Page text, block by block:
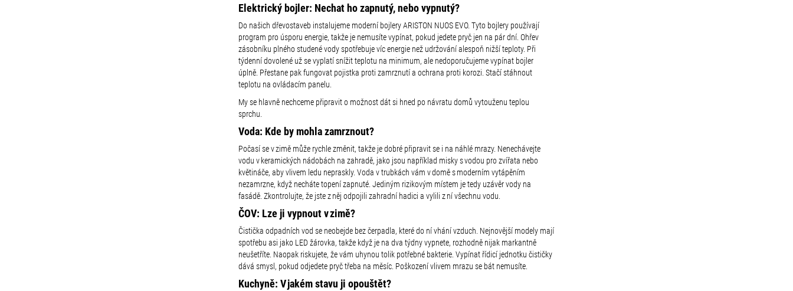
Elektrický bojler: Nechat ho zapnutý, nebo vypnutý?
Do našich dřevostaveb instalujeme moderní bojlery ARISTON NUOS EVO.Tyto bojlery používají
program pro úsporu energie, takže je nemusíte vypínat, pokud jedete pryč jen na pár dní. Ohřev
zásobníku plného studené vody spotřebuje víc energie než udržování alespoň nižší teploty. Při
týdenní dovolené už se vyplatí snížit teplotu na minimum, ale nedoporučujeme vypínat bojler
úplně. Přestane pak fungovat pojistka proti zamrznutí a ochrana proti korozi. Stačí stáhnout
teplotu na ovládacím panelu.
My se hlavně nechceme připravit o možnost dát si hned po návratu domů vytouženu teplou
sprchu.
Voda: Kde by mohla zamrznout?
Počasí se v zimě může rychle změnit, takže je dobré připravit se i na náhlé mrazy. Nenechávejte
vodu v keramických nádobách na zahradě, jako jsou například misky s vodou pro zvířata nebo
květináče, aby vlivem ledu nepraskly. Voda v trubkách vám v domě s moderním vytápěním
nezamrzne, když necháte topení zapnuté. Jediným rizikovým místem je tedy uzávěr vody na
fasádě. Zkontrolujte, že jste z něj odpojili zahradní hadici a vylili z ní všechnu vodu.
ČOV: Lze ji vypnout v zimě?
Čistička odpadních vod se neobejde bez čerpadla, které do ní vhání vzduch. Nejnovější modely mají
spotřebu asi jako LED žárovka, takže když je na dva týdny vypnete, rozhodně nijak markantně
neušetříte. Naopak riskujete, že vám uhynou tolik potřebné bakterie. Vypínat řídicí jednotku čističky
dává smysl, pokud odjedete pryč třeba na měsíc. Poškození vlivem mrazu se bát nemusíte.
Kuchyně: V jakém stavu ji opouštět?